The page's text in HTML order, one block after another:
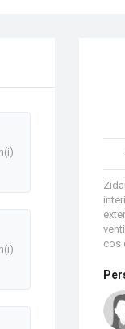
cos